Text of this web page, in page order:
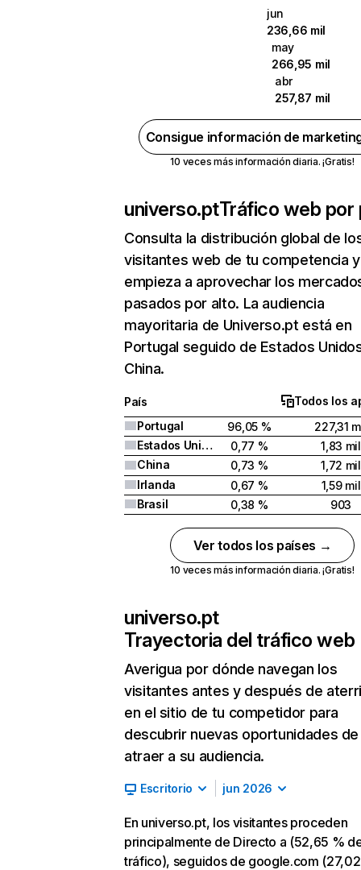
jun
236,66 mil
may
266,95 mil
abr
257,87 mil
Consigue información de
10 veces más información diaria. ¡Gratis!
universo.ptTráfico web por
Consulta la distribución global de
visitantes web de tu competencia y
empieza a aprovechar los
pasados por alto. La audiencia
mayoritaria de Universo.pt está en
Portugal seguido de Estados
China.
País
Todos los
Portugal
96,05 %
227,31
Estados Unidos
0,77 %
1,83 mil
China
0,73 %
1,72 mil
Irlanda
0,67 %
1,59 mil
Brasil
0,38 % 903
Ver todos los países →
10 veces más información diaria. ¡Gratis!
universo.pt
Trayectoria del tráfico web
Averigua por dónde navegan los
visitantes antes y después de
en el sitio de tu competidor para
descubrir nuevas oportunidades de
atraer a su audiencia.
Escritorio jun 2026
En universo.pt, los visitantes proceden
principalmente de Directo a (52,65 %
tráfico), seguidos de google.com